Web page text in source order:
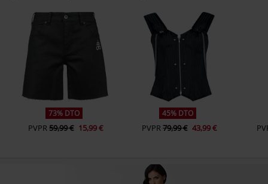
73% DTO
PVPR59,99 € 15,99 €
45% DTO
PVPR79,99 € 43,99 €